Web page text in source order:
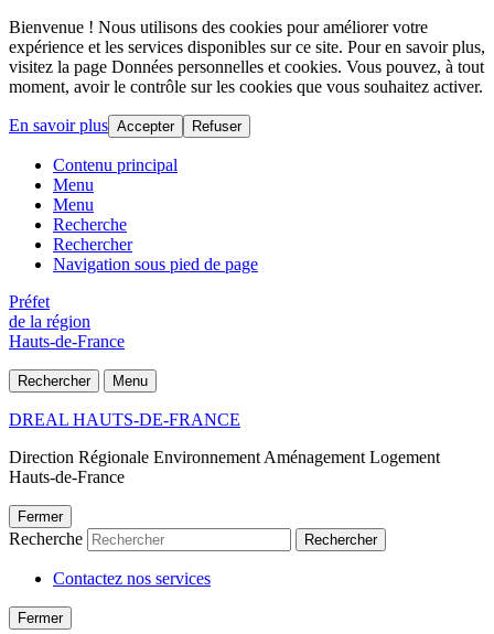
Bienvenue ! Nous utilisons des cookies pour améliorer votre
expérience et les services disponibles sur ce site. Pour en savoir plus,
visitez la page Données personnelles et cookies. Vous pouvez, à tout
moment, avoir le contrôle sur les cookies que vous souhaitez activer.
En savoir plus Accepter Refuser
Contenu principal
Menu
Menu
Recherche
Rechercher
Navigation sous pied de page
Préfet
de la région
Hauts-de-France
Rechercher Menu
DREAL HAUTS-DE-FRANCE
Direction Régionale Environnement Aménagement Logement
Hauts-de-France
Fermer
Recherche Rechercher
Contactez nos services
Fermer